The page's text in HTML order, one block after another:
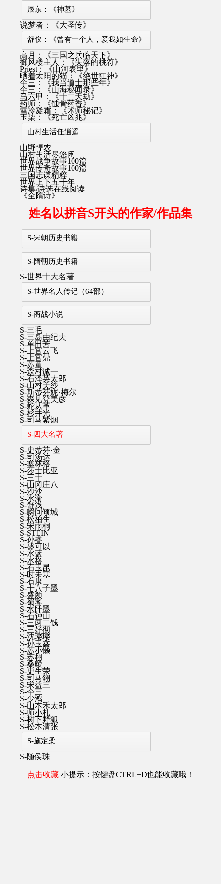
辰东：《神墓》
说梦者：《大圣传》
舒仪：《曾有一个人，爱我如生命》
高月：《三国之兵临天下》
御风楼主人：《失落的桃符》
Priest：《山河表里》
晒着太阳的猫：《绝世狂神》
仐三：《我当道士那些年》
仐三：《山海秘闻录》
马六甲：《十二天劫》
药师：《蚀骨药香》
雪冷凝霜：《术师秘记》
玉柒：《死亡凶兆》
山村生活任逍遥
山野悍农
山村生活尽悠闲
世界战争故事100篇
世界传奇故事100篇
三国志谋精粹
世界上下五千年
诗集/诗选在线阅读
《全隋诗》
姓名以拼音S开头的作家/作品集
S-宋朝历史书籍
S-隋朝历史书籍
S-世界十大名著
S-世界名人传记（64部）
S-商战小说
S-三毛
S-三岛由纪夫
S-单田芳
S-上官云飞
S-上官鼎
S-苏童
S-森村诚一
S-石泽英太郎
S-山村美纱
S-斯蒂芬妮·梅尔
S-森见登美彦
S-蛇从革
S-杉井光
S-司马紫烟
S-四大名著
S-史蒂芬·金
S-司汤达
S-塞林格
S-莎士比亚
S-三十
S-山冈庄八
S-沙沙
S-水渝
S-舒浅
S-瞬间倾城
S-松柏生
S-宋雨桐
S-STEIN
S-孙睿
S-盛可以
S-水蓝
S-水格
S-石玉昆
S-时未寒
S-石康
S-十八子墨
S-盛颜
S-蜀客
S-水阡墨
S-石钟山
S-三两二钱
S-三好彻
S-沈璎璎
S-孙玉鑫
S-苏小懒
S-苏栩
S-桑暧
S-史生荣
S-司马翎
S-宋益三
S-仐三
S-少鸿
S-山本禾太郎
S-师小札
S-树下野狐
S-松本清张
S-施定柔
S-随侯珠
点击收藏小提示：按键盘CTRL+D也能收藏哦！